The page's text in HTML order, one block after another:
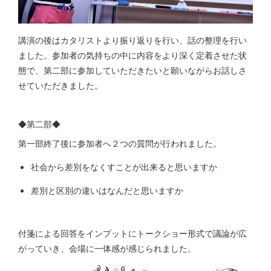
講演の後はカタリストより振り返りを行い、話の整理を行い
ました。参加者の気持ちの中に内容をより深く定着させた状
態で、第二部に参加していただきたいと願いながらお話しさ
せていただきました。
◆第二部◆
第一部終了後に参加者へ２つの質問が行われました。
社会から差別をなくすことが出来ると思いますか
差別と区別の違いはなんだと思いますか
付箋による回答をインプットにトークショー形式で議論が広
がっていき、会場に一体感が感じられました。